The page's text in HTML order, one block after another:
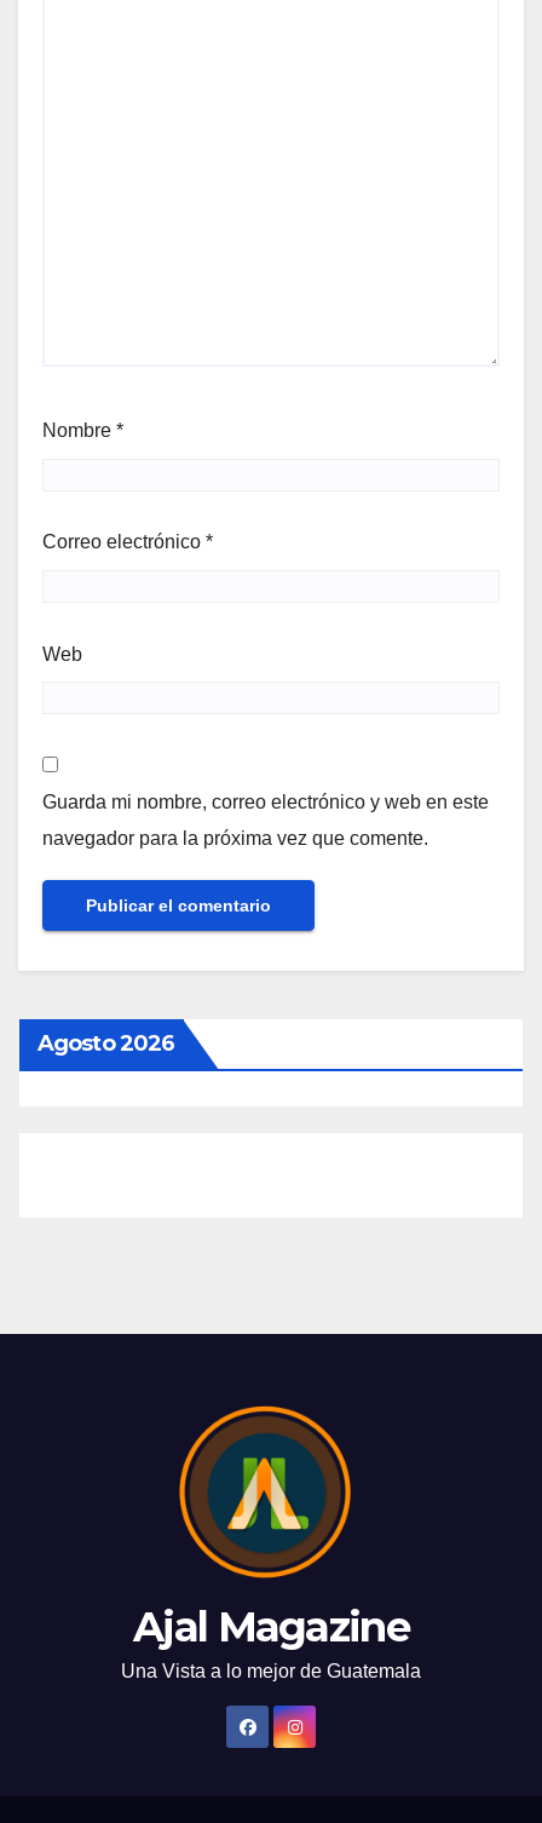
Nombre *
Correo electrónico *
Web
Guarda mi nombre, correo electrónico y web en este
navegador para la próxima vez que comente.
Agosto 2026
Ajal Magazine
Una Vista a lo mejor de Guatemala